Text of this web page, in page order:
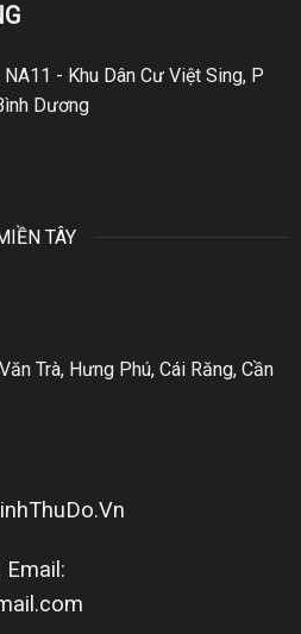
- Khu Dân Cư Việt Sing, P
Dương
TÂY
Trà, Hưng Phú, Cái Răng, Cần